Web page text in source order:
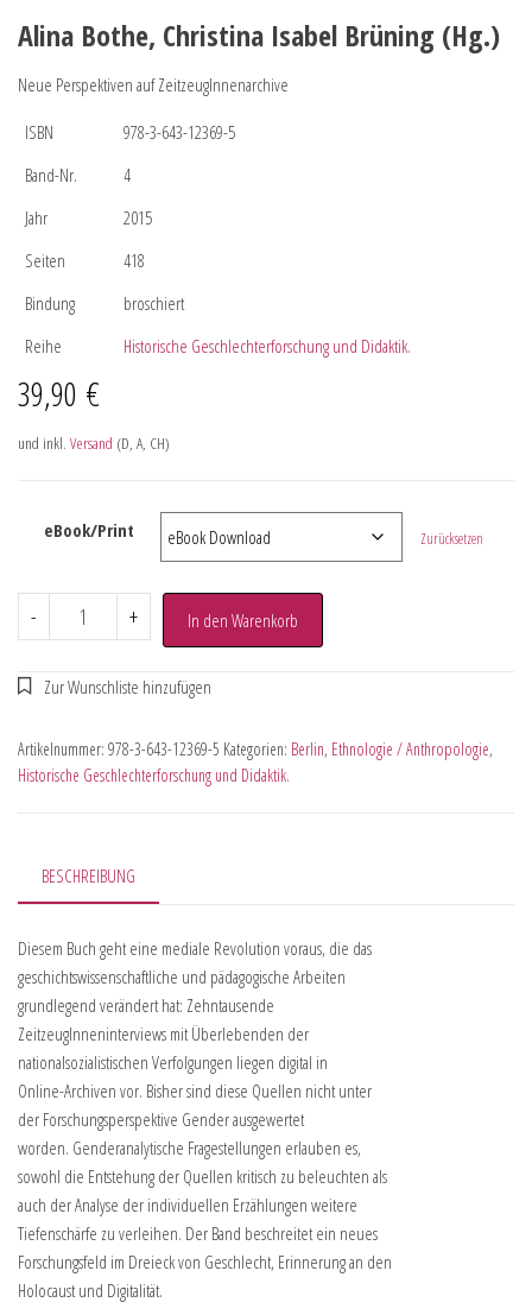
Alina Bothe, Christina Isabel Brüning (Hg.)
Neue Perspektiven auf ZeitzeugInnenarchive
ISBN
978-3-643-12369-5
Band-Nr.
4
Jahr
2015
Seiten
418
Bindung
broschiert
Reihe
Historische Geschlechterforschung und Didaktik.
39,90 €
und inkl. Versand (D, A, CH)
eBook/Print Zurücksetzen
- + In den Warenkorb
Artikelnummer: 978-3-643-12369-5 Kategorien: Berlin, Ethnologie / Anthropologie,
Historische Geschlechterforschung und Didaktik.
BESCHREIBUNG
Diesem Buch geht eine mediale Revolution voraus, die das
geschichtswissenschaftliche und pädagogische Arbeiten
grundlegend verändert hat: Zehntausende
ZeitzeugInneninterviews mit Überlebenden der
nationalsozialistischen Verfolgungen liegen digital in
Online-Archiven vor. Bisher sind diese Quellen nicht unter
der Forschungsperspektive Gender ausgewertet
worden. Genderanalytische Fragestellungen erlauben es,
sowohl die Entstehung der Quellen kritisch zu beleuchten als
auch der Analyse der individuellen Erzählungen weitere
Tiefenschärfe zu verleihen. Der Band beschreitet ein neues
Forschungsfeld im Dreieck von Geschlecht, Erinnerung an den
Holocaust und Digitalität.